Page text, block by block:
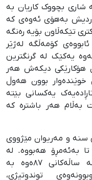
شاری بچووک کاریان بە
بەهۆی ئەوەی کە
تێکەڵاون بۆیە رەنگە
کۆمەڵگە لەژێر
یەکێک لە گرنگترین
هۆکارێکی دیکەش هەر
خوێندەوار بوون هەوڵ
یەکسانی بێتە
بەڵام هەر باشترە کە
سنە و مەریوان مێژووی
بەئەمڕۆ هەبووە. لە
پەیوەندی لەگەڵ ژنکوژیشدا هەر لە ساڵەکانی ٨٧ەوە بە
توندوتیژی،